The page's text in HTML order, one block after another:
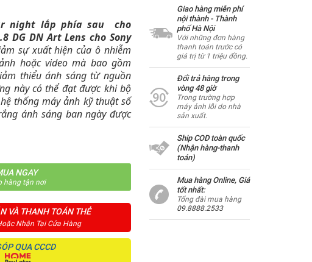
night lắp phía sau cho
DG DN Art Lens cho Sony
sự xuất hiện của ô nhiễm
hoặc video mà bao gồm
thiểu ánh sáng từ nguồn
này có thể đạt được khi bộ
thống máy ảnh kỹ thuật số
ánh sáng ban ngày được
NGAY
hàng tận nơi
VÀ THANH TOÁN THẺ
Nhận Tại Cửa Hàng
QUA CCCD
Giao hàng miễn phí
nội thành - Thành
phố Hà Nội
Với những đơn hàng
thanh toán trước có
giá trị từ 1 triệu đồng.
Đổi trả hàng trong
vòng 48 giờ
Trong trường hợp
máy ảnh lỗi do nhà
sản xuất.
Ship COD toàn quốc
(Nhận hàng-thanh
toán)
Mua hàng Online, Giá
tốt nhất:
Tổng đài mua hàng
09.8888.2533